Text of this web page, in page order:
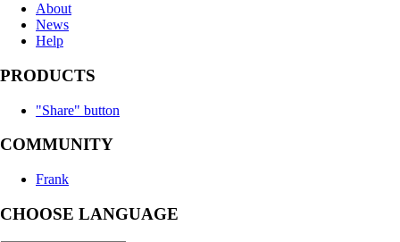
About
News
Help
PRODUCTS
"Share" button
COMMUNITY
Frank
CHOOSE LANGUAGE